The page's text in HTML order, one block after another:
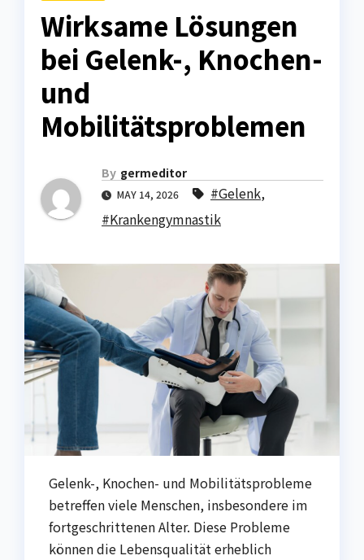
Wirksame Lösungen
bei Gelenk-, Knochen-
und
Mobilitätsproblemen
By germeditor
MAY 14, 2026 #Gelenk,
#Krankengymnastik
Gelenk-, Knochen- und Mobilitätsprobleme
betreffen viele Menschen, insbesondere im
fortgeschrittenen Alter. Diese Probleme
können die Lebensqualität erheblich